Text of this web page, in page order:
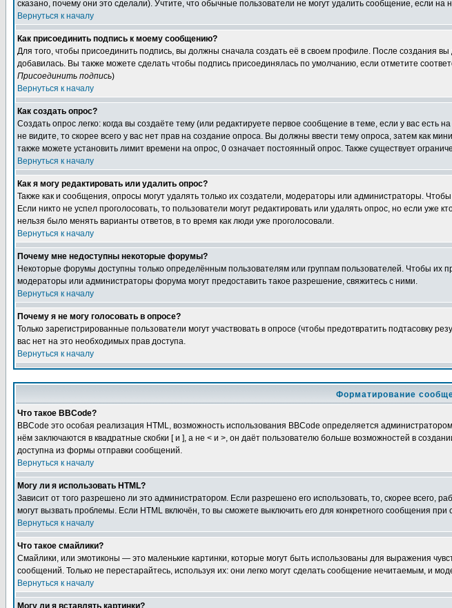
сказано, почему они это сделали). Учтите, что обычные пользователи не могут удалить сообщение, если на
Вернуться к началу
Как присоединить подпись к моему сообщению?
Для того, чтобы присоединить подпись, вы должны сначала создать её в своем профиле. После создания вы
добавилась. Вы также можете сделать чтобы подпись присоединялась по умолчанию, если отметите
Присоединить подпись)
Вернуться к началу
Как создать опрос?
Создать опрос легко: когда вы создаёте тему (или редактируете первое сообщение в теме, если у вас
не видите, то скорее всего у вас нет прав на создание опроса. Вы должны ввести тему опроса, затем как
также можете установить лимит времени на опрос, 0 означает постоянный опрос. Также существует
Вернуться к началу
Как я могу редактировать или удалить опрос?
Также как и сообщения, опросы могут удалять только их создатели, модераторы или администраторы.
Если никто не успел проголосовать, то пользователи могут редактировать или удалять опрос, но если
нельзя было менять варианты ответов, в то время как люди уже проголосовали.
Вернуться к началу
Почему мне недоступны некоторые форумы?
Некоторые форумы доступны только определённым пользователям или группам пользователей. Чтобы их
модераторы или администраторы форума могут предоставить такое разрешение, свяжитесь с ними.
Вернуться к началу
Почему я не могу голосовать в опросе?
Только зарегистрированные пользователи могут участвовать в опросе (чтобы предотвратить подтасовку
вас нет на это необходимых прав доступа.
Вернуться к началу
Форматирование
Что такое BBCode?
BBCode это особая реализация HTML, возможность использования BBCode определяется
нём заключаются в квадратные скобки [ и ], а не < и >, он даёт пользователю больше возможностей в
доступна из формы отправки сообщений.
Вернуться к началу
Могу ли я использовать HTML?
Зависит от того разрешено ли это администратором. Если разрешено его использовать, то, скорее всего,
могут вызвать проблемы. Если HTML включён, то вы сможете выключить его для конкретного сообщения при
Вернуться к началу
Что такое смайлики?
Смайлики, или эмотиконы — это маленькие картинки, которые могут быть использованы для выражения
сообщений. Только не перестарайтесь, используя их: они легко могут сделать сообщение нечитаемым, и
Вернуться к началу
Могу ли я вставлять картинки?